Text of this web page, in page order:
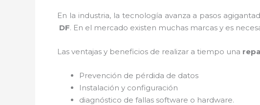
En la industria, la tecnología avanza a pasos
DF. En el mercado existen muchas marcas y es
Las ventajas y beneficios de realizar a tiempo una
Prevención de pérdida de datos
Instalación y configuración
diagnóstico de fallas software o hardware.